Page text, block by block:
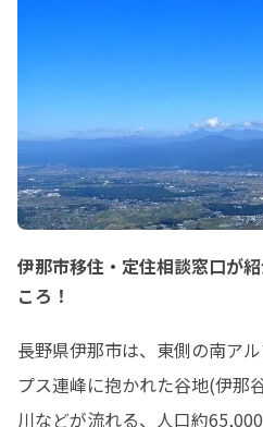
伊那市移住・定住相談窓口が
ころ！
長野県伊那市は、東側の南ア
プス連峰に抱かれた谷地(伊那
川などが流れる、人口約